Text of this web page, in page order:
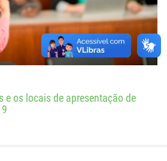
e os locais de apresentação de